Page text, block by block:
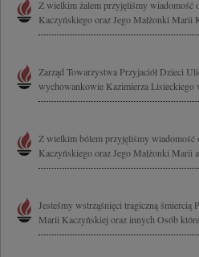
Z wielkim żalem przyjęliśmy wiadomość
Kaczyńskiego oraz Jego Małżonki Marii
Zarząd Towarzystwa Przyjaciół Dzieci
wychowankowie Kazimierza Lisieckiego
Z wielkim bólem przyjęliśmy wiadomość
Kaczyńskiego oraz Jego Małżonki Marii
Jesteśmy wstrząśnięci tragiczną
Marii Kaczyńskiej oraz innych Osób